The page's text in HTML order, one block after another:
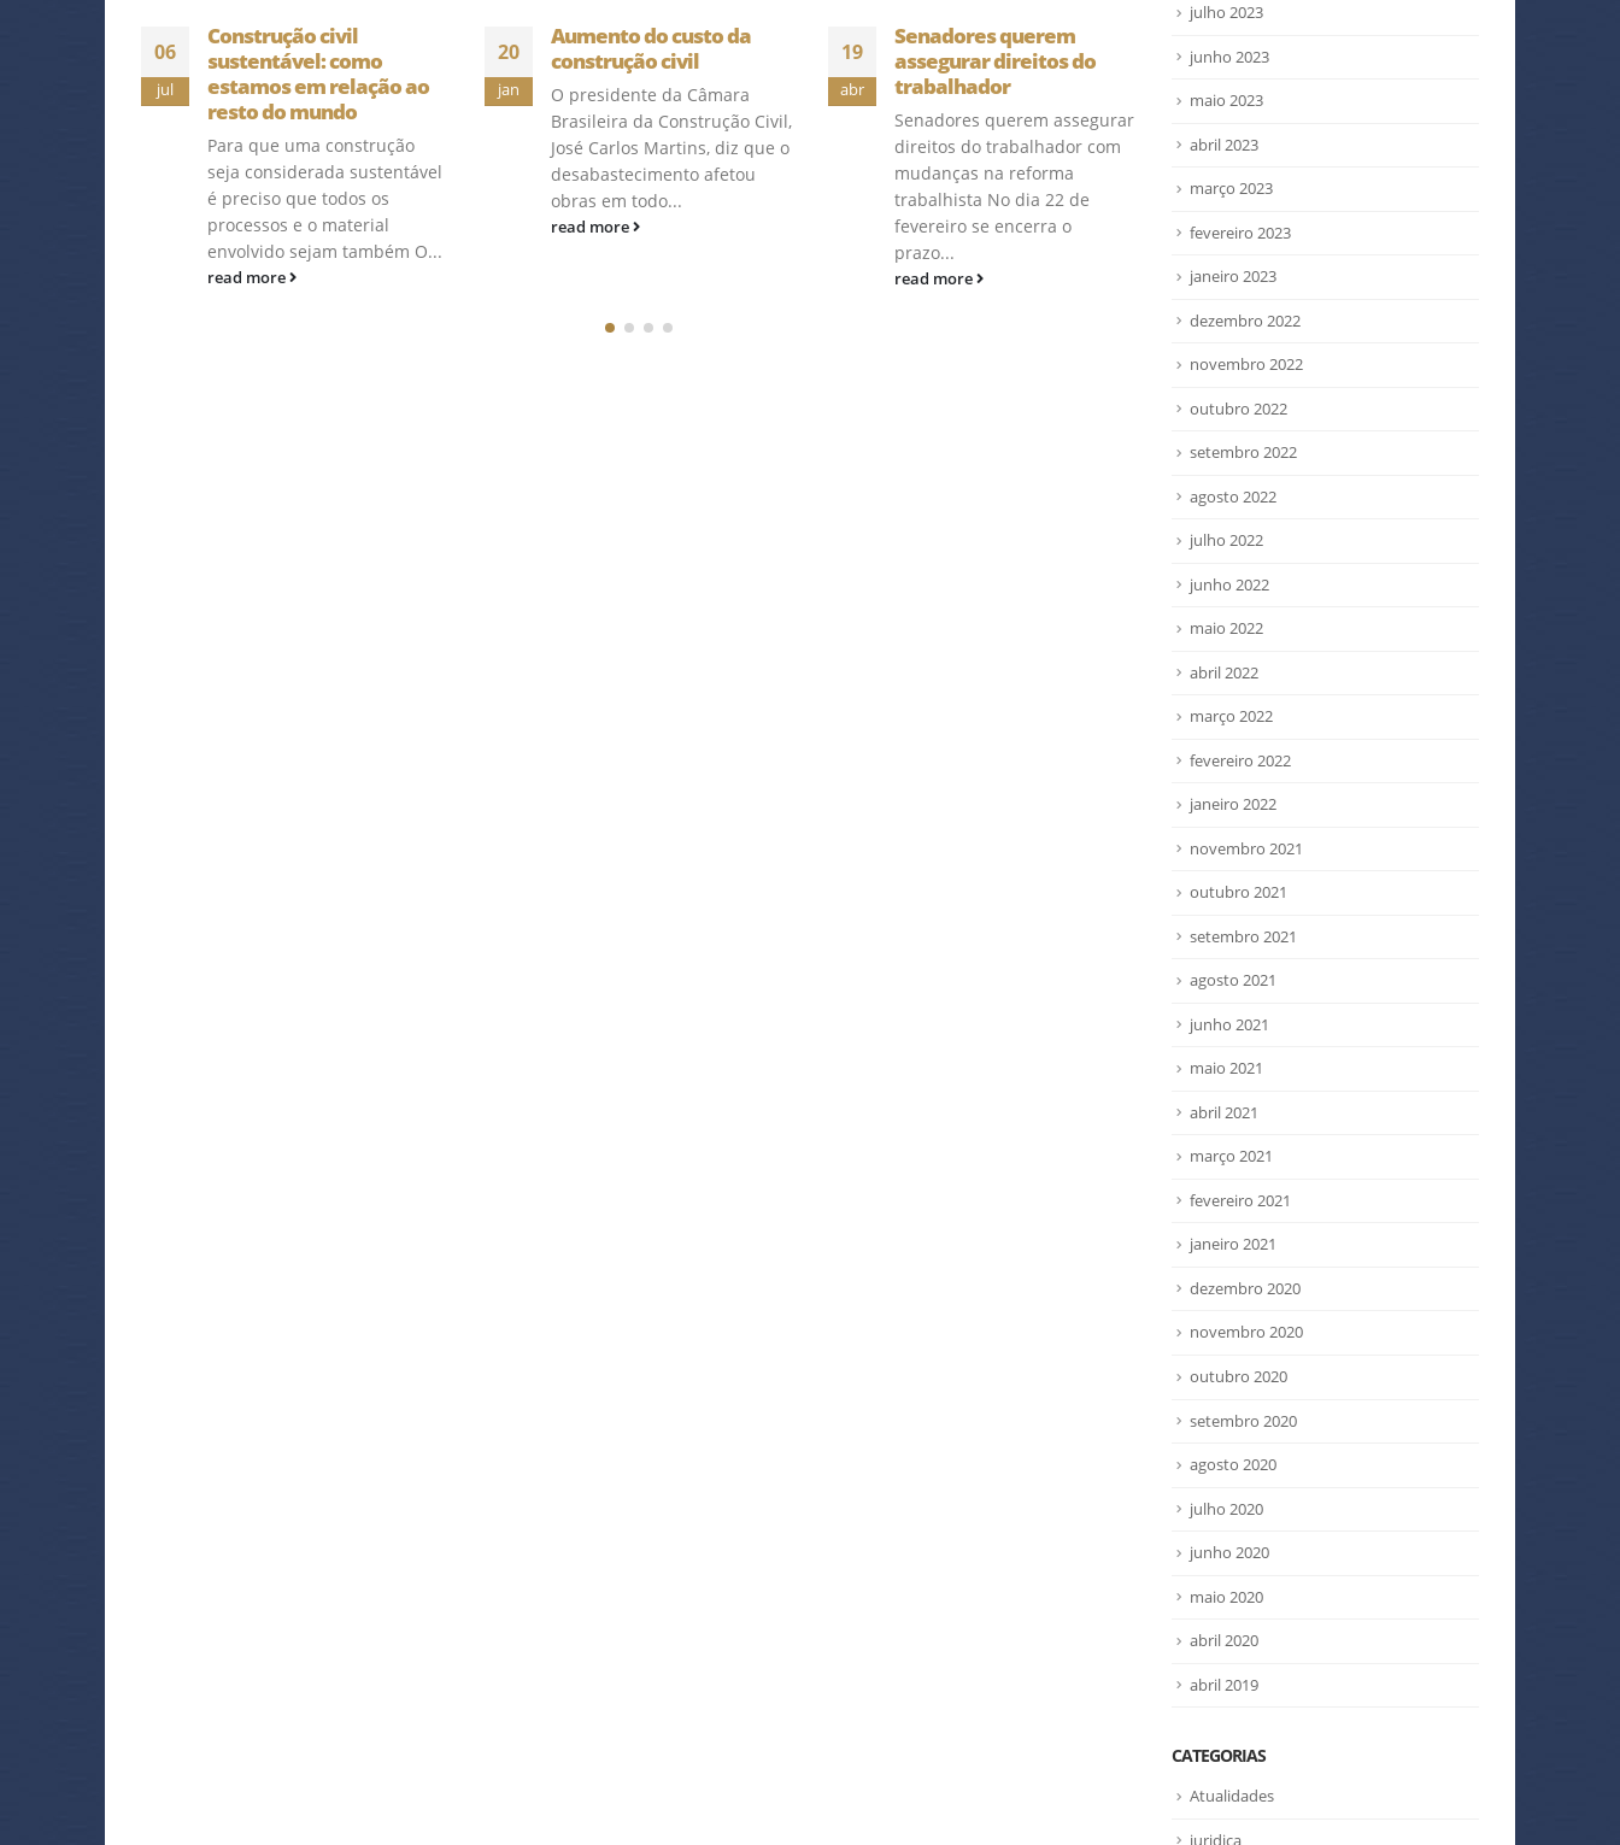
06
jul
Construção civil
sustentável: como
estamos em relação ao
resto do mundo
Para que uma construção
seja considerada sustentável
é preciso que todos os
processos e o material
envolvido sejam também O...
read more
20
jan
Aumento do custo da
construção civil
O presidente da Câmara
Brasileira da Construção Civil,
José Carlos Martins, diz que o
desabastecimento afetou
obras em todo...
read more
19
abr
Senadores querem
assegurar direitos do
trabalhador
Senadores querem assegurar
direitos do trabalhador com
mudanças na reforma
trabalhista No dia 22 de
fevereiro se encerra o
prazo...
read more
11
para pagar o salário?
Está errado! O sábado
útil para fins de recebimento
read more
julho 2023
junho 2023
maio 2023
abril 2023
março 2023
fevereiro 2023
janeiro 2023
dezembro 2022
novembro 2022
outubro 2022
setembro 2022
agosto 2022
julho 2022
junho 2022
maio 2022
abril 2022
março 2022
fevereiro 2022
janeiro 2022
novembro 2021
outubro 2021
setembro 2021
agosto 2021
junho 2021
maio 2021
abril 2021
março 2021
fevereiro 2021
janeiro 2021
dezembro 2020
novembro 2020
outubro 2020
setembro 2020
agosto 2020
julho 2020
junho 2020
maio 2020
abril 2020
abril 2019
CATEGORIAS
Atualidades
juridica